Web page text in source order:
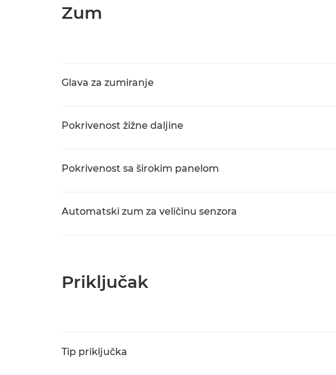
Zum
Glava za zumiranje
Pokrivenost žižne daljine
Pokrivenost sa širokim panelom
Automatski zum za veličinu senzora
Priključak
Tip priključka